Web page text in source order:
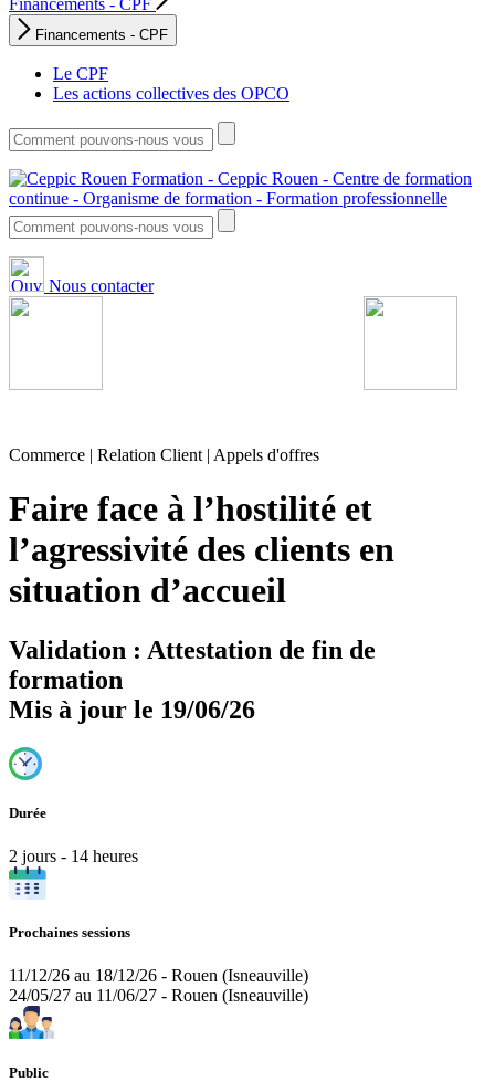
Financements - CPF
Financements - CPF
Le CPF
Les actions collectives des OPCO
Nous contacter
Commerce | Relation Client | Appels d'offres
Faire face à l’hostilité et
l’agressivité des clients en
situation d’accueil
Validation : Attestation de fin de
formation
Mis à jour le 19/06/26
Durée
2 jours - 14 heures
Prochaines sessions
11/12/26 au 18/12/26 - Rouen (Isneauville)
24/05/27 au 11/06/27 - Rouen (Isneauville)
Public